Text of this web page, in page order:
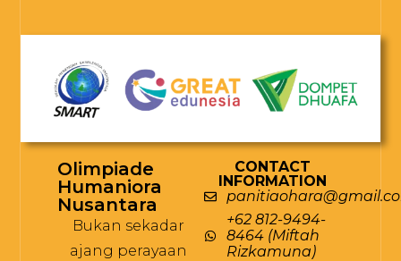
Olimpiade
Humaniora
Nusantara
Bukan sekadar
ajang perayaan
CONTACT
INFORMATION
+62 812-9494-
8464 (Miftah
Rizkamuna)